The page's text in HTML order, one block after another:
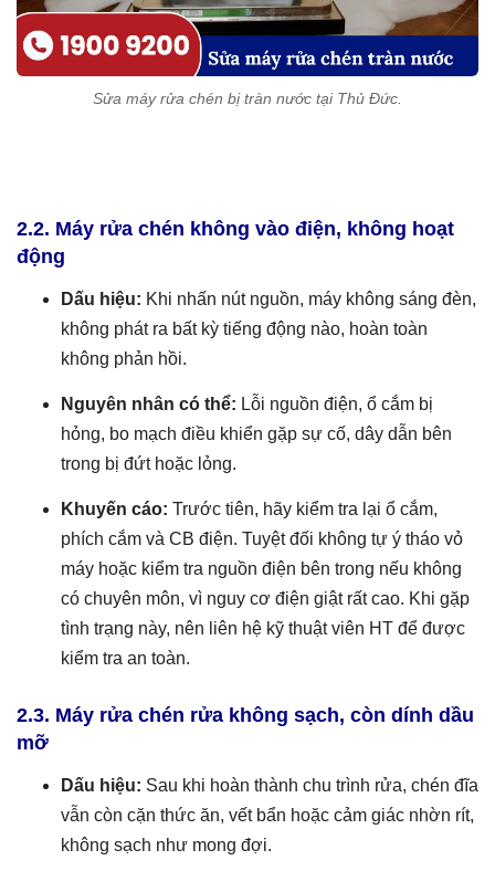
Sửa máy rửa chén bị tràn nước tại Thủ Đức.
2.2. Máy rửa chén không vào điện, không hoạt
động
Dấu hiệu: Khi nhấn nút nguồn, máy không sáng đèn,
không phát ra bất kỳ tiếng động nào, hoàn toàn
không phản hồi.
Nguyên nhân có thể: Lỗi nguồn điện, ổ cắm bị
hỏng, bo mạch điều khiển gặp sự cố, dây dẫn bên
trong bị đứt hoặc lỏng.
Khuyến cáo: Trước tiên, hãy kiểm tra lại ổ cắm,
phích cắm và CB điện. Tuyệt đối không tự ý tháo vỏ
máy hoặc kiểm tra nguồn điện bên trong nếu không
có chuyên môn, vì nguy cơ điện giật rất cao. Khi gặp
tình trạng này, nên liên hệ kỹ thuật viên HT để được
kiểm tra an toàn.
2.3. Máy rửa chén rửa không sạch, còn dính dầu
mỡ
Dấu hiệu: Sau khi hoàn thành chu trình rửa, chén đĩa
vẫn còn cặn thức ăn, vết bẩn hoặc cảm giác nhờn rít,
không sạch như mong đợi.